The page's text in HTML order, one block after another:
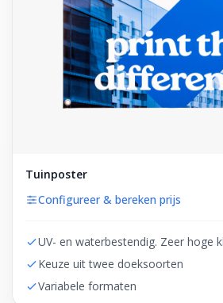
Tuinposter
Configureer & bereken prijs
UV- en waterbestendig. Zeer hoge
Keuze uit twee doeksoorten
Variabele formaten